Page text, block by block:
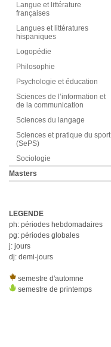
Langue et littérature
françaises
Langues et littératures
hispaniques
Logopédie
Philosophie
Psychologie et éducation
Sciences de l’information et
de la communication
Sciences du langage
Sciences et pratique du sport
(SePS)
Sociologie
Masters
LEGENDE
ph: périodes hebdomadaires
pg: périodes globales
j: jours
dj: demi-jours
semestre d'automne
semestre de printemps